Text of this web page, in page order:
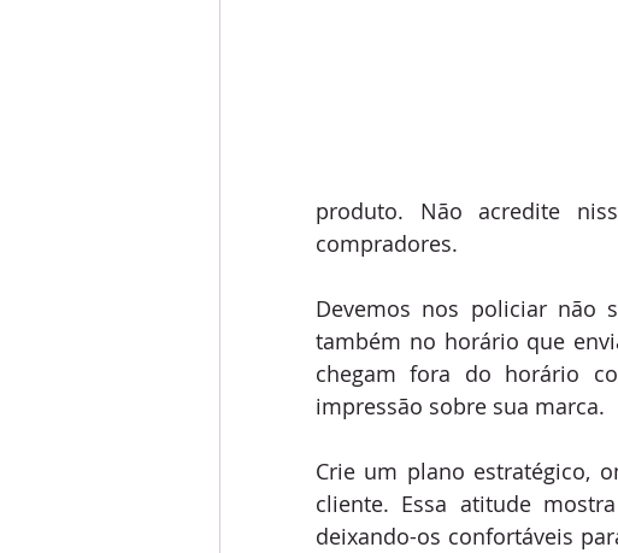
produto. Não acredite
compradores.
Devemos nos policiar não
também no horário que
chegam fora do horário
impressão sobre sua marca.
Crie um plano estratégico,
cliente. Essa atitude
deixando-os confortáveis